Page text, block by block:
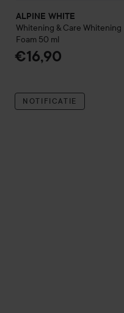
ALPINE WHITE
Whitening & Care Whitening
Foam 50 ml
€16,90
NOTIFICATIE